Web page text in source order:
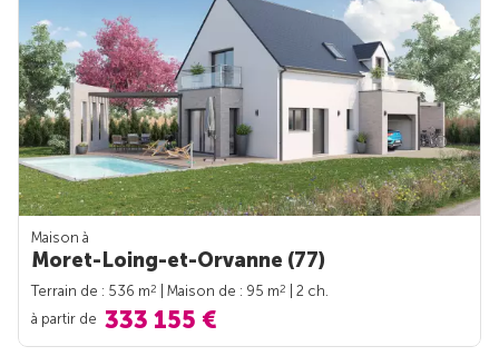
Maison à
Moret-Loing-et-Orvanne (77)
Terrain de : 536 m2 | Maison de : 95 m2
| 2 ch.
à partir de 333 155 €